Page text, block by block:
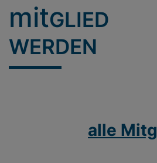
mitGLIED
WERDEN
alle